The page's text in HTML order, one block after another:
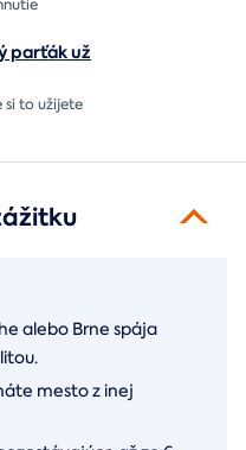
parťák už
si to užijete
alebo Brne spája
mesto z inej